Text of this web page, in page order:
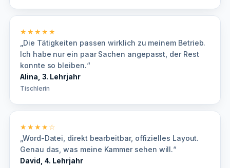
★★★★★
„Die Tätigkeiten passen wirklich zu meinem Betrieb.
Ich habe nur ein paar Sachen angepasst, der Rest
konnte so bleiben.“
Alina, 3. Lehrjahr
Tischlerin
★★★★☆
„Word-Datei, direkt bearbeitbar, offizielles Layout.
Genau das, was meine Kammer sehen will.“
David, 4. Lehrjahr